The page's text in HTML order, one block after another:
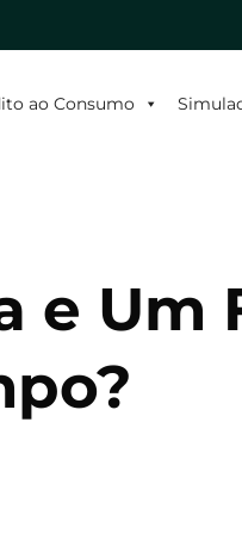
ao Consumo
e Um